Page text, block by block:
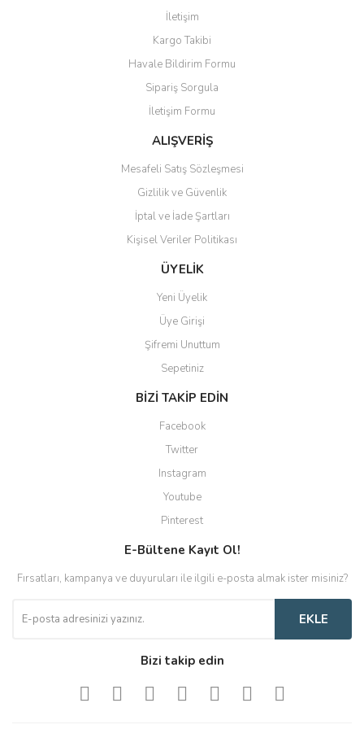
Yorum Yaz
Ürün resmi kalitesiz, bozuk veya görüntülenemiyor.
Ürün açıklamasında eksik bilgiler bulunuyor.
Ürün bilgilerinde hatalar bulunuyor.
Ürün fiyatı diğer sitelerden daha pahalı.
Bu ürüne benzer farklı alternatifler olmalı.
Gönder
İletişim
Kargo Takibi
Havale Bildirim Formu
Sipariş Sorgula
İletişim Formu
ALIŞVERİŞ
Mesafeli Satış Sözleşmesi
Gizlilik ve Güvenlik
İptal ve İade Şartları
Kişisel Veriler Politikası
ÜYELİK
Yeni Üyelik
Üye Girişi
Şifremi Unuttum
Sepetiniz
BİZİ TAKİP EDİN
Facebook
Twitter
Instagram
Youtube
Pinterest
E-Bültene Kayıt Ol!
Fırsatları, kampanya ve duyuruları ile ilgili e-posta almak ister misiniz?
EKLE
Bizi takip edin